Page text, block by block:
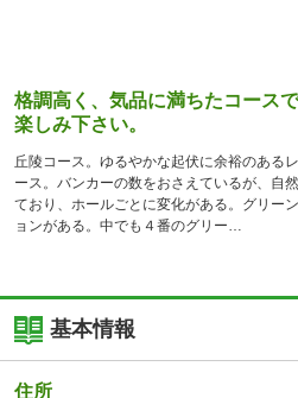
格調高く、気品に満ちたコース
楽しみ下さい。
丘陵コース。ゆるやかな起伏に余裕のある
ース。バンカーの数をおさえているが、自
ており、ホールごとに変化がある。グリー
ョンがある。中でも４番のグリー
基本情報
住所